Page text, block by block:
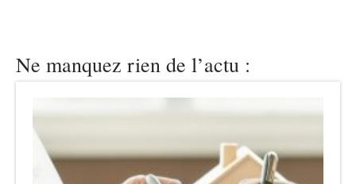
Ne manquez rien de l’actu :